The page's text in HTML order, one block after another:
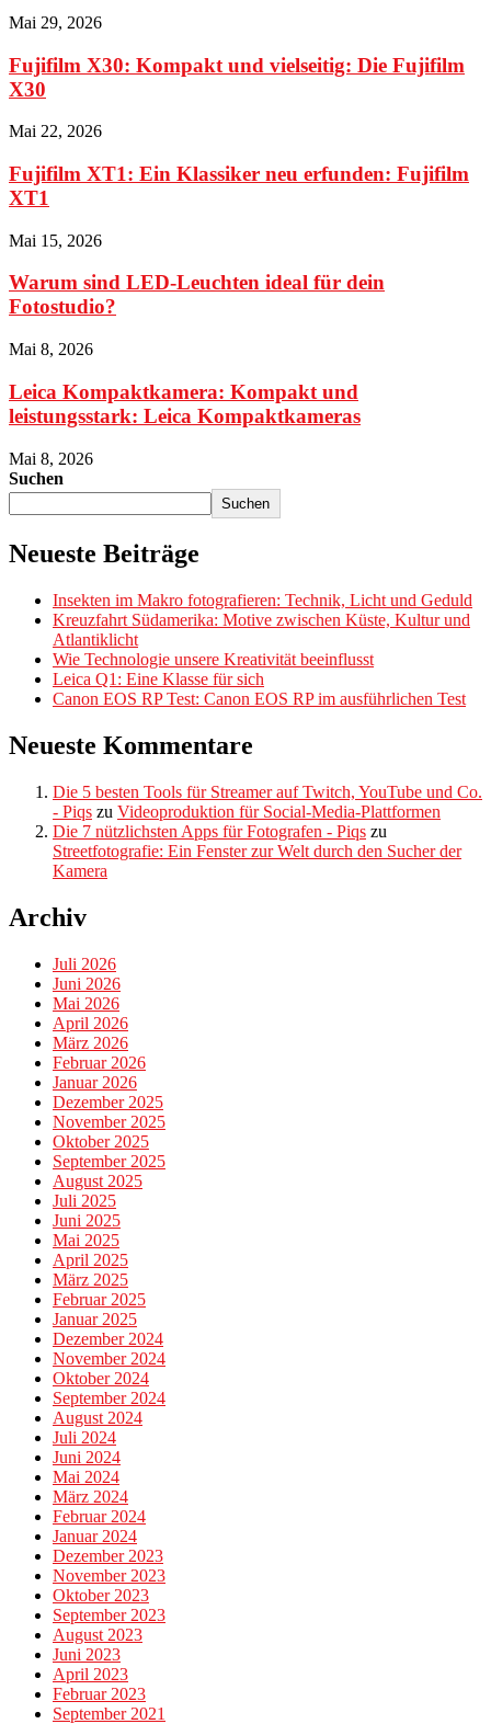
Mai 29, 2026
Fujifilm X30: Kompakt und vielseitig: Die Fujifilm
X30
Mai 22, 2026
Fujifilm XT1: Ein Klassiker neu erfunden: Fujifilm
XT1
Mai 15, 2026
Warum sind LED-Leuchten ideal für dein
Fotostudio?
Mai 8, 2026
Leica Kompaktkamera: Kompakt und
leistungsstark: Leica Kompaktkameras
Mai 8, 2026
Suchen
Suchen
Neueste Beiträge
Insekten im Makro fotografieren: Technik, Licht und Geduld
Kreuzfahrt Südamerika: Motive zwischen Küste, Kultur und
Atlantiklicht
Wie Technologie unsere Kreativität beeinflusst
Leica Q1: Eine Klasse für sich
Canon EOS RP Test: Canon EOS RP im ausführlichen Test
Neueste Kommentare
Die 5 besten Tools für Streamer auf Twitch, YouTube und Co.
- Piqs zu Videoproduktion für Social-Media-Plattformen
Die 7 nützlichsten Apps für Fotografen - Piqs zu
Streetfotografie: Ein Fenster zur Welt durch den Sucher der
Kamera
Archiv
Juli 2026
Juni 2026
Mai 2026
April 2026
März 2026
Februar 2026
Januar 2026
Dezember 2025
November 2025
Oktober 2025
September 2025
August 2025
Juli 2025
Juni 2025
Mai 2025
April 2025
März 2025
Februar 2025
Januar 2025
Dezember 2024
November 2024
Oktober 2024
September 2024
August 2024
Juli 2024
Juni 2024
Mai 2024
März 2024
Februar 2024
Januar 2024
Dezember 2023
November 2023
Oktober 2023
September 2023
August 2023
Juni 2023
April 2023
Februar 2023
September 2021